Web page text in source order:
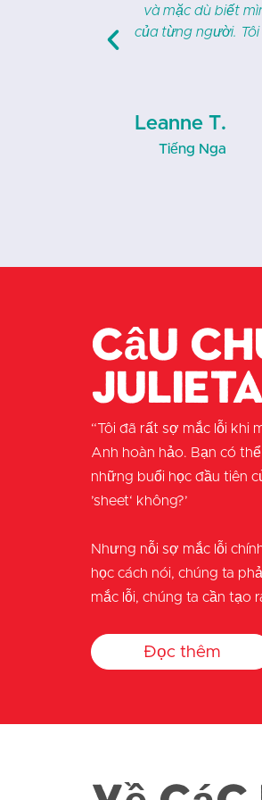
biến quá trình
giảng viên tài
Beth W.
Tiếng Nga
Câu
Julieta
“Tôi đã rất sợ mắc lỗi khi
Anh hoàn hảo. Bạn có
những buổi học đầu tiên
’sheet‘ không?’
Nhưng nỗi sợ mắc lỗi
học cách nói, chúng ta
mắc lỗi, chúng ta cần tạo
Đọc thêm